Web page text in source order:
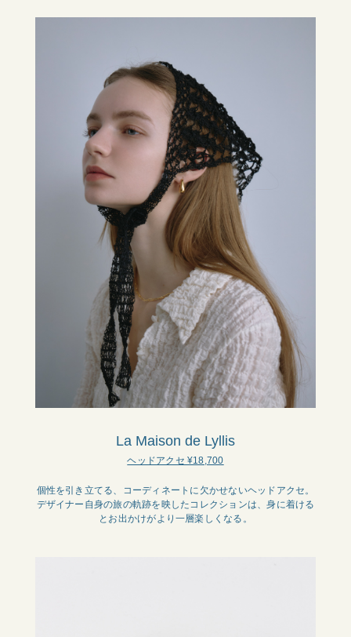
La Maison de Lyllis
ヘッドアクセ ¥18,700
個性を引き立てる、コーディネートに欠かせないヘッドアクセ。
デザイナー自身の旅の軌跡を映したコレクションは、身に着ける
とお出かけがより一層楽しくなる。